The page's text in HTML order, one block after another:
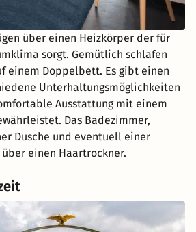
über einen Heizkörper der für
sorgt. Gemütlich schlafen
einem Doppelbett. Es gibt einen
Unterhaltungsmöglichkeiten
Ausstattung mit einem
Das Badezimmer,
Dusche und eventuell einer
einen Haartrockner.